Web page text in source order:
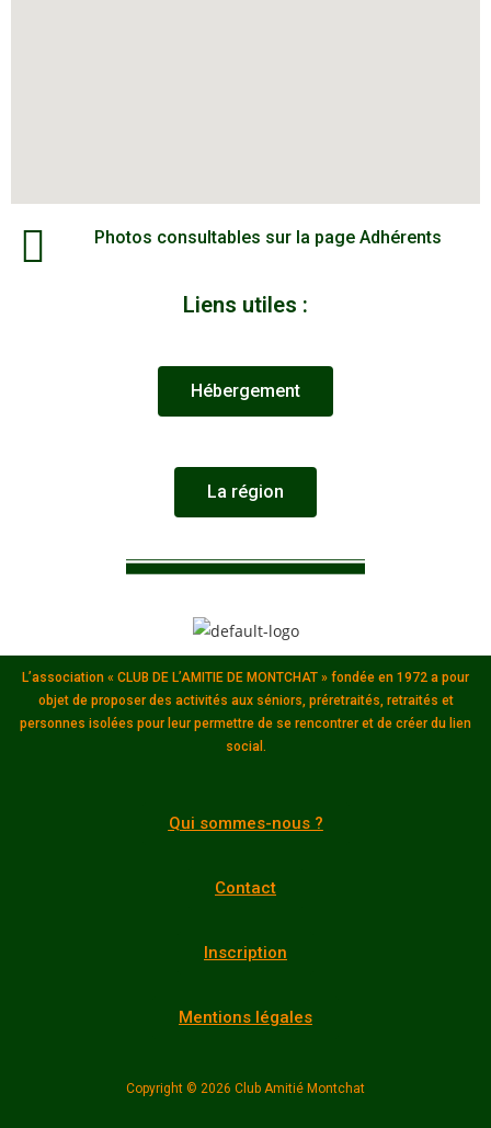
Photos consultables sur la page Adhérents
Liens utiles :
Hébergement
La région
L’association « CLUB DE L’AMITIE DE MONTCHAT » fondée en 1972 a pour
objet de proposer des activités aux séniors, préretraités, retraités et
personnes isolées pour leur permettre de se rencontrer et de créer du lien
social.
Qui sommes-nous ?
Contact
Inscription
Mentions légales
Copyright © 2026 Club Amitié Montchat